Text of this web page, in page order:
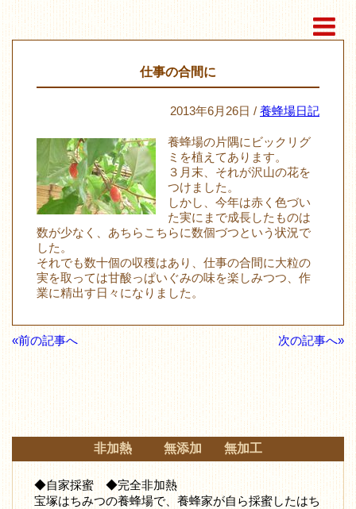
仕事の合間に
2013年6月26日 / 養蜂場日記
養蜂場の片隅にビックリグ
ミを植えてあります。
３月末、それが沢山の花を
つけました。
しかし、今年は赤く色づい
た実にまで成長したものは
数が少なく、あちらこちらに数個づつという状況で
した。
それでも数十個の収穫はあり、仕事の合間に大粒の
実を取っては甘酸っぱいぐみの味を楽しみつつ、作
業に精出す日々になりました。
«前の記事へ 次の記事へ»
非加熱 無添加 無加工
◆自家採蜜 ◆完全非加熱
宝塚はちみつの養蜂場で、養蜂家が自ら採蜜したはち